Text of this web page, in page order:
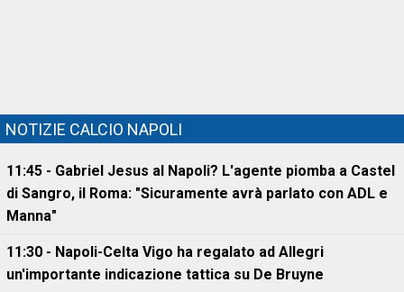
NOTIZIE CALCIO NAPOLI
11:45 - Gabriel Jesus al Napoli? L'agente piomba a Castel
di Sangro, il Roma: "Sicuramente avrà parlato con ADL e
Manna"
11:30 - Napoli-Celta Vigo ha regalato ad Allegri
un'importante indicazione tattica su De Bruyne